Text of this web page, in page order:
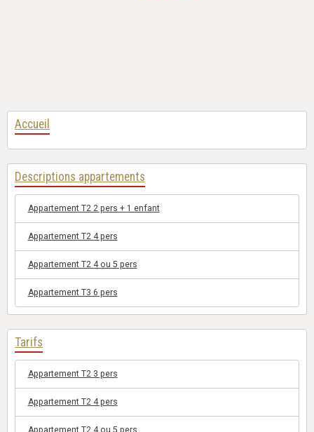
Accueil
Descriptions appartements
Appartement T2 2 pers + 1 enfant
Appartement T2 4 pers
Appartement T2 4 ou 5 pers
Appartement T3 6 pers
Tarifs
Appartement T2 3 pers
Appartement T2 4 pers